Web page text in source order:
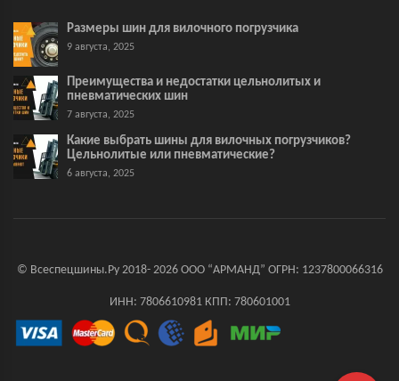
Размеры шин для вилочного погрузчика
9 августа, 2025
Преимущества и недостатки цельнолитых и
пневматических шин
7 августа, 2025
Какие выбрать шины для вилочных погрузчиков?
Цельнолитые или пневматические?
6 августа, 2025
© Всеспецшины.Ру 2018- 2026 ООО “АРМАНД” ОГРН: 1237800066316
ИНН: 7806610981 КПП: 780601001